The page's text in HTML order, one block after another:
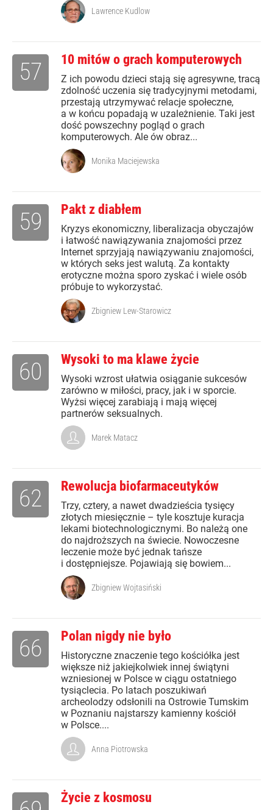
Lawrence Kudlow
10 mitów o grach komputerowych
Z ich powodu dzieci stają się agresywne, tracą
zdolność uczenia się tradycyjnymi metodami,
przestają utrzymywać relacje społeczne,
a w końcu popadają w uzależnienie. Taki jest
dość powszechny pogląd o grach
komputerowych. Ale ów obraz...
57
Monika Maciejewska
Pakt z diabłem
Kryzys ekonomiczny, liberalizacja obyczajów
i łatwość nawiązywania znajomości przez
Internet sprzyjają nawiązywaniu znajomości,
w których seks jest walutą. Za kontakty
erotyczne można sporo zyskać i wiele osób
próbuje to wykorzystać.
59
Zbigniew Lew-Starowicz
Wysoki to ma klawe życie
Wysoki wzrost ułatwia osiąganie sukcesów
zarówno w miłości, pracy, jak i w sporcie.
Wyżsi więcej zarabiają i mają więcej
partnerów seksualnych.
60
Marek Matacz
Rewolucja biofarmaceutyków
Trzy, cztery, a nawet dwadzieścia tysięcy
złotych miesięcznie – tyle kosztuje kuracja
lekami biotechnologicznymi. Bo należą one
do najdroższych na świecie. Nowoczesne
leczenie może być jednak tańsze
i dostępniejsze. Pojawiają się bowiem...
62
Zbigniew Wojtasiński
Polan nigdy nie było
Historyczne znaczenie tego kościółka jest
większe niż jakiejkolwiek innej świątyni
wzniesionej w Polsce w ciągu ostatniego
tysiąclecia. Po latach poszukiwań
archeolodzy odsłonili na Ostrowie Tumskim
w Poznaniu najstarszy kamienny kościół
w Polsce....
66
Anna Piotrowska
Życie z kosmosu